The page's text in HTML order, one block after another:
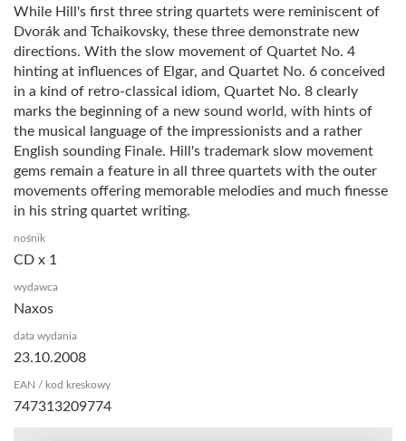
While Hill's first three string quartets were reminiscent of
Dvorák and Tchaikovsky, these three demonstrate new
directions. With the slow movement of Quartet No. 4
hinting at influences of Elgar, and Quartet No. 6 conceived
in a kind of retro-classical idiom, Quartet No. 8 clearly
marks the beginning of a new sound world, with hints of
the musical language of the impressionists and a rather
English sounding Finale. Hill's trademark slow movement
gems remain a feature in all three quartets with the outer
movements offering memorable melodies and much finesse
in his string quartet writing.
nośnik
CD x 1
wydawca
Naxos
data wydania
23.10.2008
EAN / kod kreskowy
747313209774